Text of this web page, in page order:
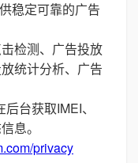
稳定可靠的广告
检测、广告投放
统计分析、广告
台获取IMEI、
息。
privacy